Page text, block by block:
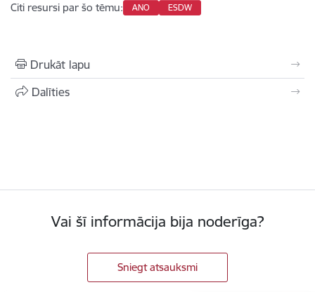
Citi resursi par šo tēmu: ANO ESDW
Drukāt lapu
Dalīties
Vai šī informācija bija noderīga?
Sniegt atsauksmi